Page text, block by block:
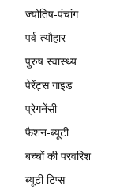
ज्योतिष-पंचांग
पर्व-त्यौहार
पुरुष स्वास्थ्य
पेरेंट्स गाइड
प्रेगनेंसी
फैशन-ब्यूटी
बच्चों की परवरिश
ब्यूटी टिप्स